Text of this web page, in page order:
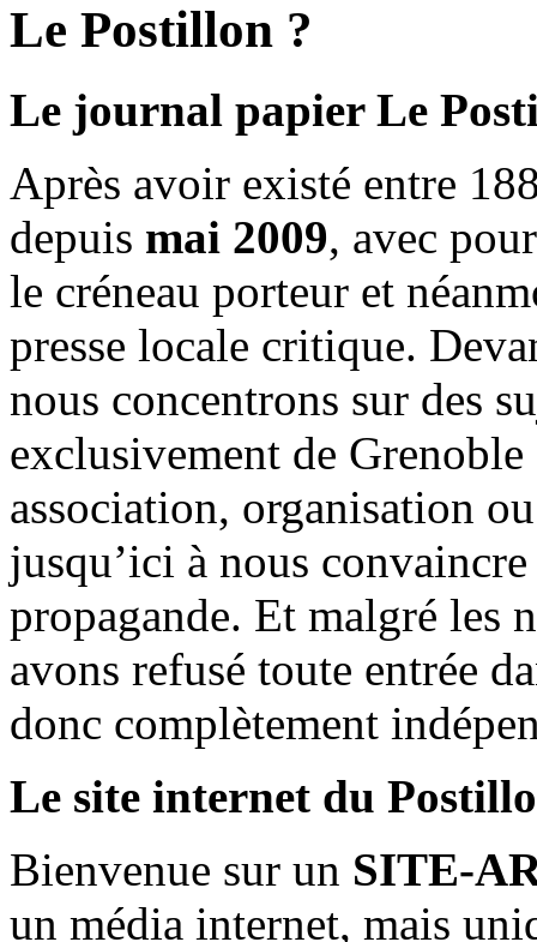
Le Postillon ?
Le journal papier Le
Après avoir existé entre
depuis mai 2009, avec
le créneau porteur et
presse locale critique.
nous concentrons sur des
exclusivement de
association, organisation
jusqu’ici à nous
propagande. Et malgré les
avons refusé toute entrée
donc complètement
Le site internet du
Bienvenue sur un SITE-
un média internet, mais